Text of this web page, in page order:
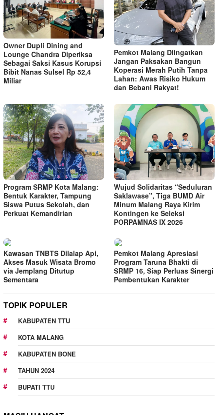
Owner Dupli Dining and
Lounge Chandra Diperiksa
Sebagai Saksi Kasus Korupsi
Bibit Nanas Sulsel Rp 52,4
Miliar
Pemkot Malang Diingatkan
Jangan Paksakan Bangun
Koperasi Merah Putih Tanpa
Lahan: Awas Risiko Hukum
dan Bebani Rakyat!
Program SRMP Kota Malang:
Bentuk Karakter, Tampung
Siswa Putus Sekolah, dan
Perkuat Kemandirian
Wujud Solidaritas “Seduluran
Saklawase”, Tiga BUMD Air
Minum Malang Raya Kirim
Kontingen ke Seleksi
PORPAMNAS IX 2026
Kawasan TNBTS Dilalap Api,
Akses Masuk Wisata Bromo
via Jemplang Ditutup
Sementara
Pemkot Malang Apresiasi
Program Taruna Bhakti di
SRMP 16, Siap Perluas Sinergi
Pembentukan Karakter
TOPIK POPULER
KABUPATEN TTU
KOTA MALANG
KABUPATEN BONE
TAHUN 2024
BUPATI TTU